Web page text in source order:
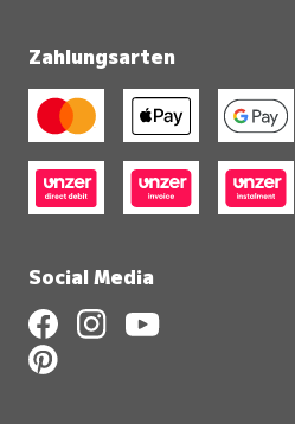
Zahlungsarten
Social Media